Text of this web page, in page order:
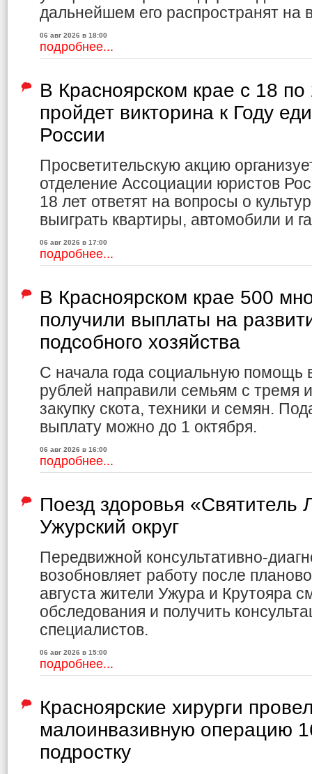
дальнейшем его распространят на
06 авг 2026 в 18:00
подробнее...
В Красноярском крае с 18 по
пройдет викторина к Году
России
Просветительскую акцию
отделение Ассоциации юристов
18 лет ответят на вопросы о
выиграть квартиры, автомобили и
06 авг 2026 в 17:00
подробнее...
В Красноярском крае 500
получили выплаты на
подсобного хозяйства
С начала года социальную помощь
рублей направили семьям с тремя
закупку скота, техники и семян.
выплату можно до 1 октября.
06 авг 2026 в 16:00
подробнее...
Поезд здоровья «Святитель
Ужурский округ
Передвижной консультативно-
возобновляет работу после
августа жители Ужура и Крутояра
обследования и получить
специалистов.
06 авг 2026 в 15:00
подробнее...
Красноярские хирурги
малоинвазивную операцию
подростку